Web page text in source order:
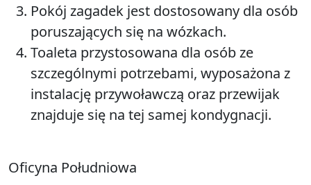
Pokój zagadek jest dostosowany dla osób
poruszających się na wózkach.
Toaleta przystosowana dla osób ze
szczególnymi potrzebami, wyposażona z
instalację przywoławczą oraz przewijak
znajduje się na tej samej kondygnacji.
Oficyna Południowa